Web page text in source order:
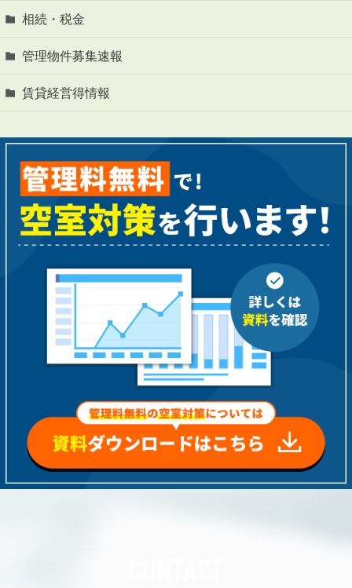
相続・税金
管理物件募集速報
賃貸経営得情報